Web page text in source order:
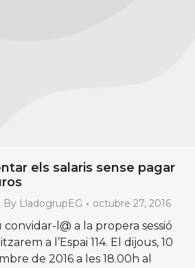
els salaris sense pagar
By LladogrupEG octubre 27, 2016
convidar-l@ a la propera sessió
a l’Espai 114. El dijous, 10
de 2016 a les 18.00h al